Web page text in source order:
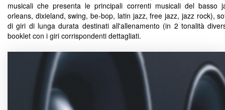
musicali che presenta le principali correnti musicali del basso
orleans, dixieland, swing, be-bop, latin jazz, free jazz, jazz rock),
di giri di lunga durata destinati all'allenamento (in 2 tonalità
booklet con i giri corrispondenti dettagliati.